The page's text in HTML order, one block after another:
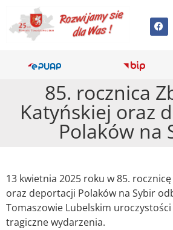
85. rocznica
Katyńskiej oraz
Polaków na
13 kwietnia 2025 roku w 85.
oraz deportacji Polaków na Sybir
Tomaszowie Lubelskim
tragiczne wydarzenia.